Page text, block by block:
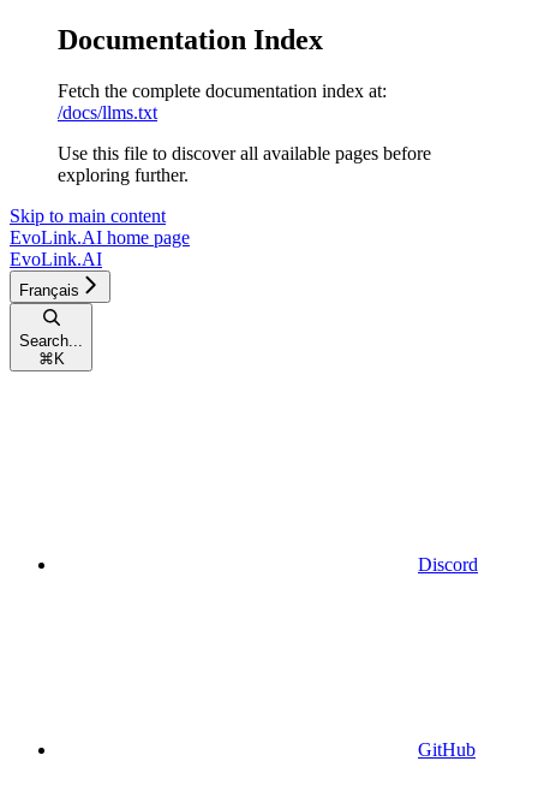
Documentation Index
Fetch the complete documentation index at:
/docs/llms.txt
Use this file to discover all available pages before
exploring further.
Skip to main content
EvoLink.AI home page
EvoLink.AI
Français
Search...
⌘ K
Discord
GitHub